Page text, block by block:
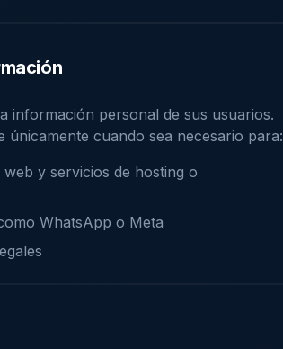
información personal de sus usuarios.
cuando sea necesario para:
y servicios de hosting o
WhatsApp o Meta